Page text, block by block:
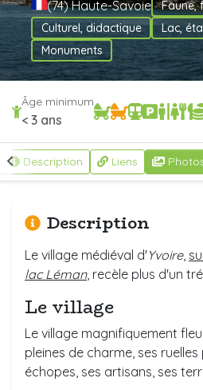
(74) Haute-Savoie
Faune,
Culturel, didactique
Lac,
Monuments
Âge minimum
< 3 ans
Description Liens
Description
Le village médiéval d'Yvoire,
lac Léman, recèle plus d'un
Le village
Le village magnifiquement
pleines de charme, ses ruelles
échopes, ses artisans, ses